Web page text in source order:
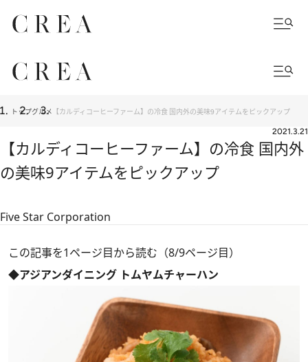
トップグルメ 【カルディコーヒーファーム】の冷食 国内外の美味9アイテムをピックアップ
2021.3.21
【カルディコーヒーファーム】の冷食 国内外
の美味9アイテムをピックアップ
Five Star Corporation
この記事を1ページ目から読む（8/9ページ目）
◆アジアンダイニング トムヤムチャーハン